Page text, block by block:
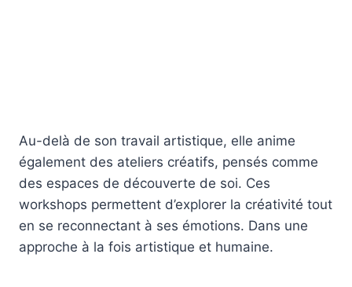
Au-delà de son travail artistique, elle anime
également des ateliers créatifs, pensés comme
des espaces de découverte de soi. Ces
workshops permettent d’explorer la créativité tout
en se reconnectant à ses émotions. Dans une
approche à la fois artistique et humaine.